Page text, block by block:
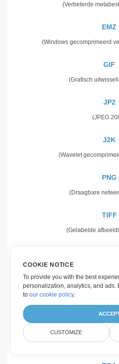
(Verbeterde
EMZ
(Windows gecomprimeerd
GIF
(Grafisch
JP2
(JPEG
J2K
(Wavelet
PNG
(Draagbare
TIFF
(Gelabelde
WMF
(Microsoft
WMZ
(Gecomprimeerde
COOKIE NOTICE
To provide you with the best
personalization, analytics, and ads.
toour cookie policy.
CUSTOMIZE